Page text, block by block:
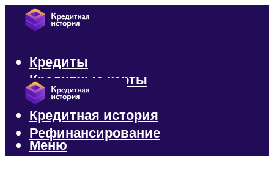
Кредиты
Кредитные карты
Микрозаймы
Кредитная история
Рефинансирование
Меню